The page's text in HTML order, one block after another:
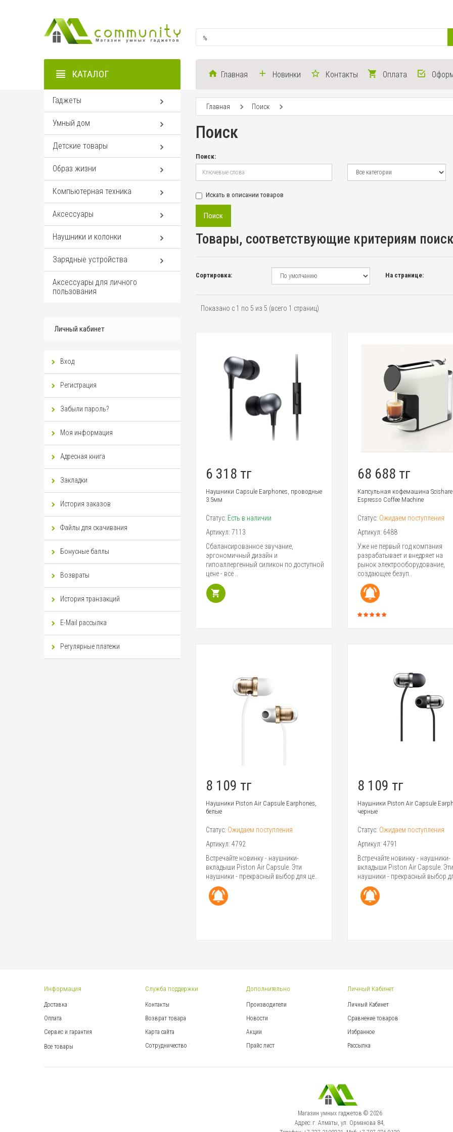
Главная Новинки Контакты Оплата
КАТАЛОГ
Гаджеты
Умный дом
Детские товары
Образ жизни
Компьютерная техника
Аксессуары
Наушники и колонки
Зарядные устройства
Аксессуары для личного
пользования
Личный кабинет
Вход
Регистрация
Забыли пароль?
Моя информация
Адресная книга
Закладки
История заказов
Файлы для скачивания
Бонусные баллы
Возвраты
История транзакций
E-Mail рассылка
Регулярные платежи
Главная Поиск
Поиск
Поиск:
Искать в описании товаров
Товары, соответствующие критериям
Сортировка: На странице:
Показано с 1 по 5 из 5 (всего 1 страниц)
6 318 тг
Наушники Capsule Earphones, проводные
3.5мм
Статус: Есть в наличии
Артикул: 7113
Cбалансированное звучание,
эргономичный дизайн и
гипоаллергенный силикон по доступной
цене - все ..
68 688 тг
Капсульная кофемашина
Espresso Coffee Machine
Статус: Ожидаем поступления
Артикул: 6488
Уже не первый год компания
разрабатывает и внедряет на
рынок электрооборудование,
создающее безуп..
8 109 тг
Наушники Piston Air Capsule Earphones,
белые
Статус: Ожидаем поступления
Артикул: 4792
Встречайте новинку - наушники-
вкладыши Piston Air Capsule. Эти
наушники - прекрасный выбор для це..
8 109 тг
Наушники Piston Air Capsule
черные
Статус: Ожидаем поступления
Артикул: 4791
Встречайте новинку - наушники-
вкладыши Piston Air Capsule. Эти
наушники - прекрасный выбор
Информация
Доставка
Оплата
Сервис и гарантия
Все товары
Служба поддержки
Контакты
Возврат товара
Карта сайта
Сотрудничество
Дополнительно
Производители
Новости
Акции
Прайс лист
Личный Кабинет
Личный Кабинет
Сравнение товаров
Избранное
Рассылка
Магазин умных гаджетов © 2026
Адрес: г. Алматы, ул. Орманова 84,